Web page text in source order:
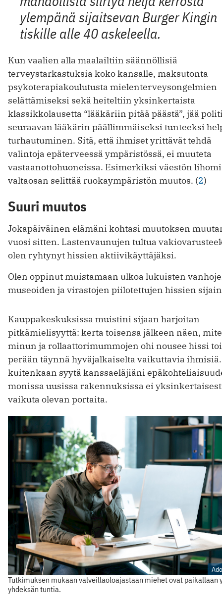
ylempänä sijaitsevan Burger Kingin
tiskille alle 40 askeleella.
Kun vaalien alla maalailtiin säännöllisiä
terveystarkastuksia koko kansalle, maksutonta
psykoterapiakoulutusta mielenterveysongelmien
selättämiseksi sekä heiteltiin yksinkertaista
klassikkolausetta “lääkäriin pitää päästä”, jää
seuraavan lääkärin päällimmäiseksi tunteeksi
turhautuminen. Sitä, että ihmiset yrittävät tehdä
valintoja epäterveessä ympäristössä, ei muuteta
vastaanottohuoneissa. Esimerkiksi väestön
valtaosan selittää ruokaympäristön muutos. (2)
Suuri muutos
Jokapäiväinen elämäni kohtasi muutoksen
vuosi sitten. Lastenvaunujen tultua
olen ryhtynyt hissien aktiivikäyttäjäksi.
Olen oppinut muistamaan ulkoa lukuisten
museoiden ja virastojen piilotettujen hissien
Kauppakeskuksissa muistini sijaan harjoitan
pitkämielisyyttä: kerta toisensa jälkeen näen,
minun ja rollaattorimummojen ohi nousee hissi
perään täynnä hyväjalkaiselta vaikuttavia
kuitenkaan syytä kanssaeläjiäni
monissa uusissa rakennuksissa ei
vaikuta olevan portaita.
Tutkimuksen mukaan valveillaoloajastaan miehet ovat paikallaan
yhdeksän tuntia.